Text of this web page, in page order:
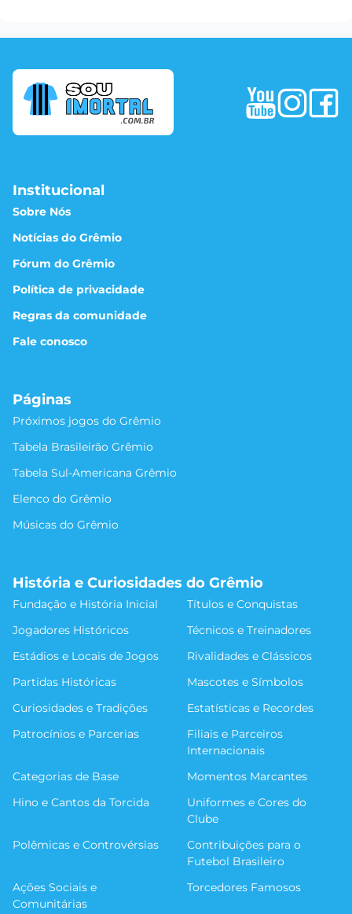
Institucional
Sobre Nós
Notícias do Grêmio
Fórum do Grêmio
Política de privacidade
Regras da comunidade
Fale conosco
Páginas
Próximos jogos do Grêmio
Tabela Brasileirão Grêmio
Tabela Sul-Americana Grêmio
Elenco do Grêmio
Músicas do Grêmio
História e Curiosidades do Grêmio
Fundação e História Inicial
Títulos e Conquistas
Jogadores Históricos
Técnicos e Treinadores
Estádios e Locais de Jogos
Rivalidades e Clássicos
Partidas Históricas
Mascotes e Símbolos
Curiosidades e Tradições
Estatísticas e Recordes
Patrocínios e Parcerias
Filiais e Parceiros
Internacionais
Categorias de Base
Momentos Marcantes
Hino e Cantos da Torcida
Uniformes e Cores do
Clube
Polêmicas e Controvérsias
Contribuições para o
Futebol Brasileiro
Ações Sociais e
Comunitárias
Torcedores Famosos